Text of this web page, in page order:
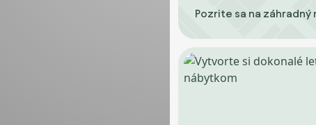
Pozrite sa na záhradný